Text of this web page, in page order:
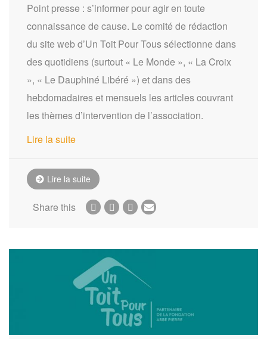
Point presse : s’informer pour agir en toute
connaissance de cause. Le comité de rédaction
du site web d’Un Toit Pour Tous sélectionne dans
des quotidiens (surtout « Le Monde », « La Croix
», « Le Dauphiné Libéré ») et dans des
hebdomadaires et mensuels les articles couvrant
les thèmes d’intervention de l’association.
Lire la suite
Lire la suite
Share this